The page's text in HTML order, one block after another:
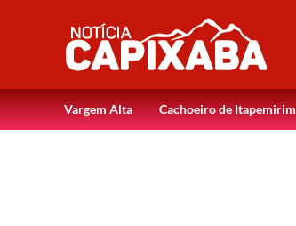
Vargem Alta Cachoeiro de Itapemirim